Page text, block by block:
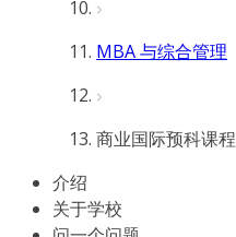
MBA 与综合管理
商业国际预科课程
介绍
关于学校